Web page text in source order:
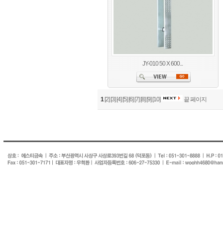
JY-010 50 X 600...
1 [2] [3] [4] [5] [6] [7] [8] [9] [10] 끝 페이지